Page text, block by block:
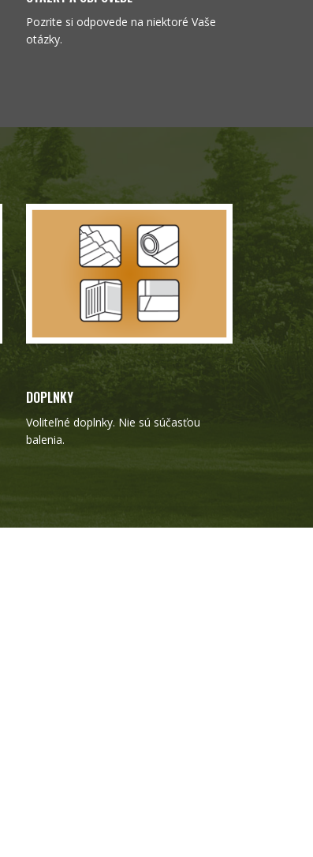
Pozrite si odpovede na niektoré Vaše
otázky.
DOPLNKY
Voliteľné doplnky. Nie sú súčasťou
balenia.